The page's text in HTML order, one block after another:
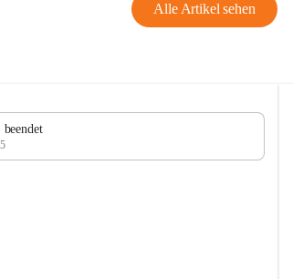
Alle Artikel sehen